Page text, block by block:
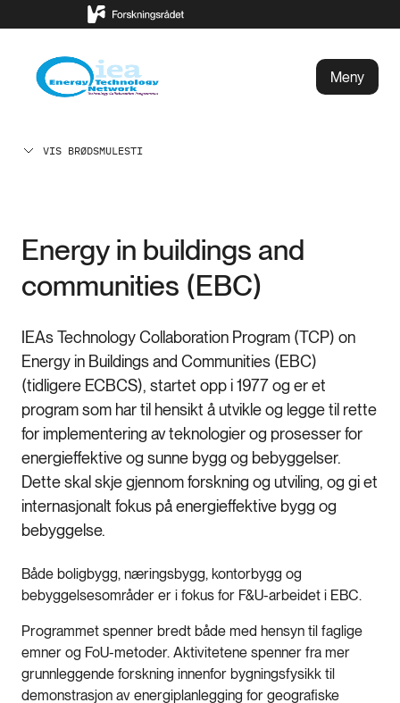
Meny
VIS BRØDSMULESTI
Energy in buildings and
communities (EBC)
IEAs Technology Collaboration Program (TCP) on
Energy in Buildings and Communities (EBC)
(tidligere ECBCS), startet opp i 1977 og er et
program som har til hensikt å utvikle og legge til rette
for implementering av teknologier og prosesser for
energieffektive og sunne bygg og bebyggelser.
Dette skal skje gjennom forskning og utviling, og gi et
internasjonalt fokus på energieffektive bygg og
bebyggelse.
Både boligbygg, næringsbygg, kontorbygg og
bebyggelsesområder er i fokus for F&U-arbeidet i EBC.
Programmet spenner bredt både med hensyn til faglige
emner og FoU-metoder. Aktivitetene spenner fra mer
grunnleggende forskning innenfor bygningsfysikk til
demonstrasjon av energiplanlegging for geografiske